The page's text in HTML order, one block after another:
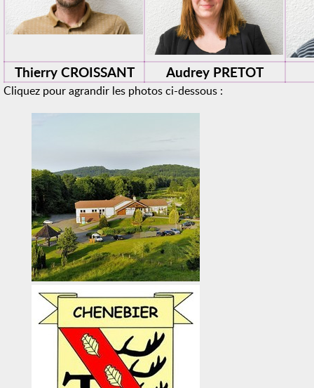
Thierry CROISSANT Audrey PRETOT
Cliquez pour agrandir les photos ci-dessous :